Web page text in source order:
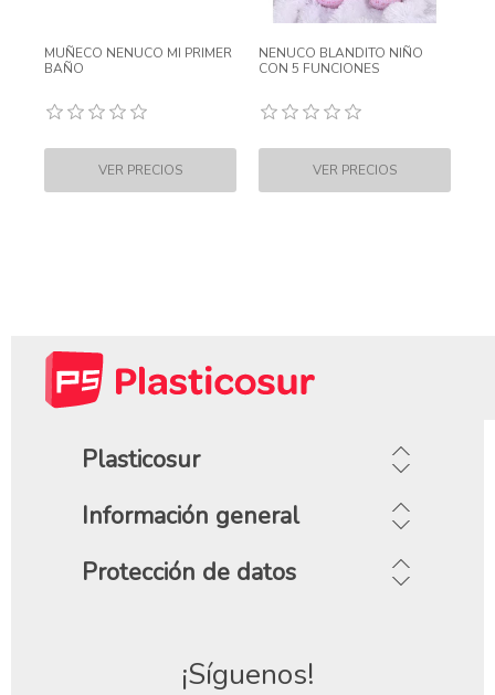
MUÑECO NENUCO MI PRIMER
BAÑO
NENUCO BLANDITO NIÑO
CON 5 FUNCIONES
Plasticosur
Información general
Protección de datos
¡Síguenos!